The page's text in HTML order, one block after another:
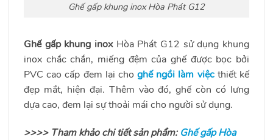
Ghế gấp khung inox Hòa Phát G12
Ghế gấp khung inox Hòa Phát G12 sử dụng khung
inox chắc chắn, miếng đệm của ghế được bọc bởi
PVC cao cấp đem lại choghế ngồi làm việcthiết kế
đẹp mắt, hiện đại. Thêm vào đó, ghế còn có lưng
dựa cao, đem lại sự thoải mái cho người sử dụng.
>>>> Tham khảo chi tiết sản phẩm: Ghế gấp Hòa